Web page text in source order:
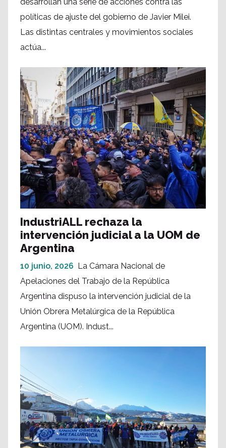
políticas de ajuste del gobierno de Javier Milei.
Las distintas centrales y movimientos sociales
actúa...
IndustriALL rechaza la
intervención judicial a la UOM de
Argentina
10 junio, 2026 La Cámara Nacional de
Apelaciones del Trabajo de la República
Argentina dispuso la intervención judicial de la
Unión Obrera Metalúrgica de la República
Argentina (UOM). Indust...